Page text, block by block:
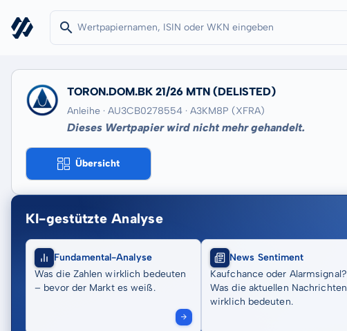
TORON.DOM.BK 21/26 MTN (DELISTED)
Anleihe · AU3CB0278554 · A3KM8P (XFRA)
Dieses Wertpapier wird nicht mehr gehandelt.
Übersicht
KI-gestützte Analyse
Fundamental-Analyse
Was die Zahlen wirklich bedeuten
– bevor der Markt es weiß.
News Sentiment
Kaufchance oder Alarmsignal?
Was die aktuellen Nachrichten
wirklich bedeuten.